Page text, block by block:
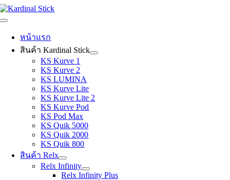
Skip
to
Toggle
Navigation
หน้าแรก
สินค้า Kardinal Stick
KS Kurve 1
KS Kurve 2
KS LUMINA
KS Kurve Lite
KS Kurve Lite 2
KS Kurve Pod
KS Pod Max
KS Quik 5000
KS Quik 2000
KS Quik 800
สินค้า Relx
Relx Infinity
Relx Infinity Plus